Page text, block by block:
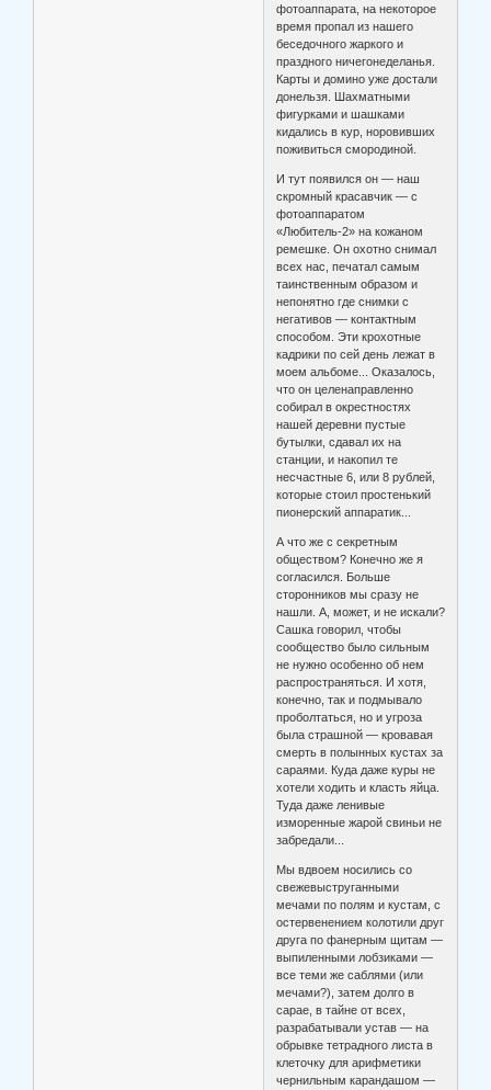
фотоаппарата, на некоторое
время пропал из нашего
беседочного жаркого и
праздного ничегонеделанья.
Карты и домино уже достали
донельзя. Шахматными
фигурками и шашками
кидались в кур, норовивших
поживиться смородиной.
И тут появился он — наш
скромный красавчик — с
фотоаппаратом
«Любитель-2» на кожаном
ремешке. Он охотно снимал
всех нас, печатал самым
таинственным образом и
непонятно где снимки с
негативов — контактным
способом. Эти крохотные
кадрики по сей день лежат в
моем альбоме... Оказалось,
что он целенаправленно
собирал в окрестностях
нашей деревни пустые
бутылки, сдавал их на
станции, и накопил те
несчастные 6, или 8 рублей,
которые стоил простенький
пионерский аппаратик...
А что же с секретным
обществом? Конечно же я
согласился. Больше
сторонников мы сразу не
нашли. А, может, и не искали?
Сашка говорил, чтобы
сообщество было сильным
не нужно особенно об нем
распространяться. И хотя,
конечно, так и подмывало
проболтаться, но и угроза
была страшной — кровавая
смерть в полынных кустах за
сараями. Куда даже куры не
хотели ходить и класть яйца.
Туда даже ленивые
изморенные жарой свиньи не
забредали...
Мы вдвоем носились со
свежевыструганными
мечами по полям и кустам, с
остервенением колотили друг
друга по фанерным щитам —
выпиленными лобзиками —
все теми же саблями (или
мечами?), затем долго в
сарае, в тайне от всех,
разрабатывали устав — на
обрывке тетрадного листа в
клеточку для арифметики
чернильным карандашом —